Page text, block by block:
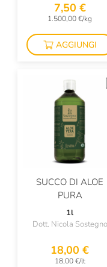
7,50 €
1.500,00 €/kg
AGGIUNGI
SUCCO DI ALOE
PURA
1l
Dott. Nicola Sostegno
18,00 €
18,00 €/lt